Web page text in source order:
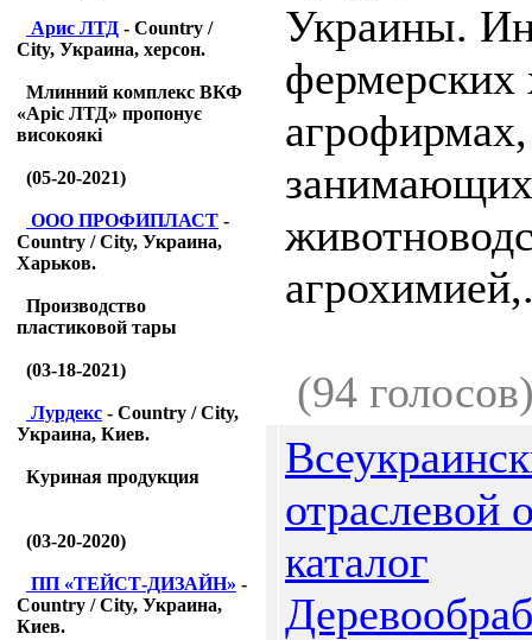
Арис ЛТД - Country /
City, Украина, херсон.
Млинний комплекс ВКФ
«Аріс ЛТД» пропонує
високоякі
(05-20-2021)
ООО ПРОФИПЛАСТ -
Country / City, Украина,
Харьков.
Производство
пластиковой тары
(03-18-2021)
Лурдекс - Country / City,
Украина, Киев.
Куриная продукция
(03-20-2020)
ПП «ТЕЙСТ-ДИЗАЙН» -
Country / City, Украина,
Киев.
Украины.
фермерских
агрофирмах,
(94
отраслевой
каталог